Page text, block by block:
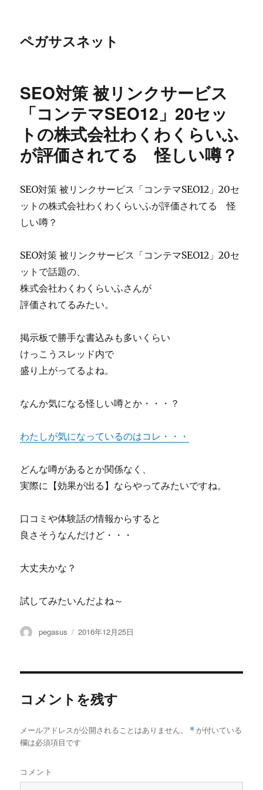
ペガサスネット
SEO対策 被リンクサービス
「コンテマSEO12」20セッ
トの株式会社わくわくらいふ
が評価されてる 怪しい噂？
SEO対策 被リンクサービス「コンテマSEO12」20セ
ットの株式会社わくわくらいふが評価されてる 怪
しい噂？
SEO対策 被リンクサービス「コンテマSEO12」20セ
ットで話題の、
株式会社わくわくらいふさんが
評価されてるみたい。
掲示板で勝手な書込みも多いくらい
けっこうスレッド内で
盛り上がってるよね。
なんか気になる怪しい噂とか・・・？
わたしが気になっているのはコレ・・・
どんな噂があるとか関係なく、
実際に【効果が出る】ならやってみたいですね。
口コミや体験話の情報からすると
良さそうなんだけど・・・
大丈夫かな？
試してみたいんだよね～
投
pegasus
投
2016年12月25日
コメントを残す
メールアドレスが公開されることはありません。 * が付いている
欄は必須項目です
コメント